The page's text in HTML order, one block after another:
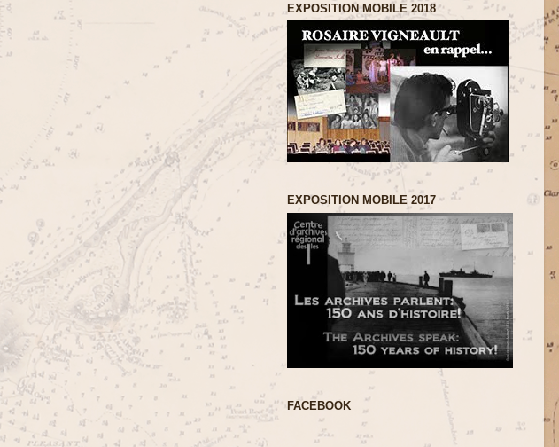
EXPOSITION MOBILE 2018
EXPOSITION MOBILE 2017
FACEBOOK